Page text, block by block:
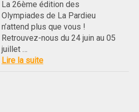
La 26ème édition des
Olympiades de La Pardieu
n’attend plus que vous !
Retrouvez-nous du 24 juin au 05
juillet …
Lire la suite